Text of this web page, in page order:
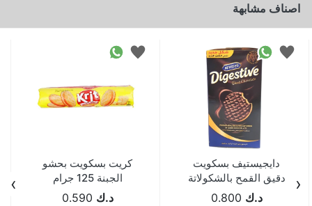
اصناف مشابهة
دايجيستيف بسكويت
دقيق القمح بالشكولاتة
الداكنة 200 جم
د.ك 0.800
كريت بسكويت بحشو
الجبنة 125 جرام
د.ك 0.590
‹
›